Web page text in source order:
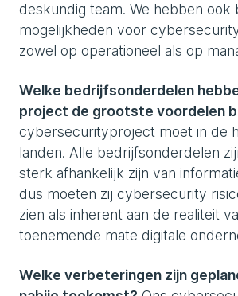
deskundig team. We hebben ook
mogelijkheden voor
zowel op operationeel als op
Welke bedrijfsonderdelen
project de grootste voordelen
cybersecurityproject moet in de
landen. Alle bedrijfsonderdelen
sterk afhankelijk zijn van
dus moeten zij cybersecurity
zien als inherent aan de realiteit
toenemende mate digitale
Welke verbeteringen zijn